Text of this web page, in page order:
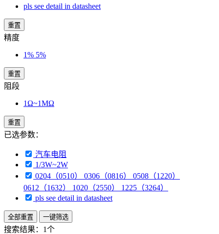
pls see detail in datasheet
重置
精度
1% 5%
重置
阻段
1Ω~1MΩ
重置
已选参数：
汽车电阻
1/3W~2W
0204（0510） 0306（0816） 0508（1220）
0612（1632） 1020（2550） 1225（3264）
pls see detail in datasheet
全部重置 一键筛选
搜索结果： 1个